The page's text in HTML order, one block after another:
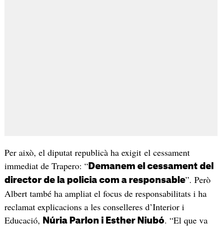
Per això, el diputat republicà ha exigit el cessament
immediat de Trapero: “Demanem el cessament del
director de la policia com a responsable”. Però
Albert també ha ampliat el focus de responsabilitats i ha
reclamat explicacions a les conselleres d’Interior i
Educació, Núria Parlon i Esther Niubó. “El que va